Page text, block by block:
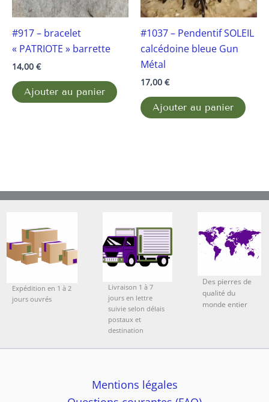
#917 – bracelet
« PATRIOTE » barrette
14,00 €
Ajouter au panier
#1037 – Pendentif SOLEIL
calcédoine bleue Gun
Métal
17,00 €
Ajouter au panier
Expédition en 1 à 2
jours ouvrés
Livraison 1 à 7
jours en lettre
suivie selon délais
postaux et
destination
Des pierres de
qualité du
monde entier
Mentions légales